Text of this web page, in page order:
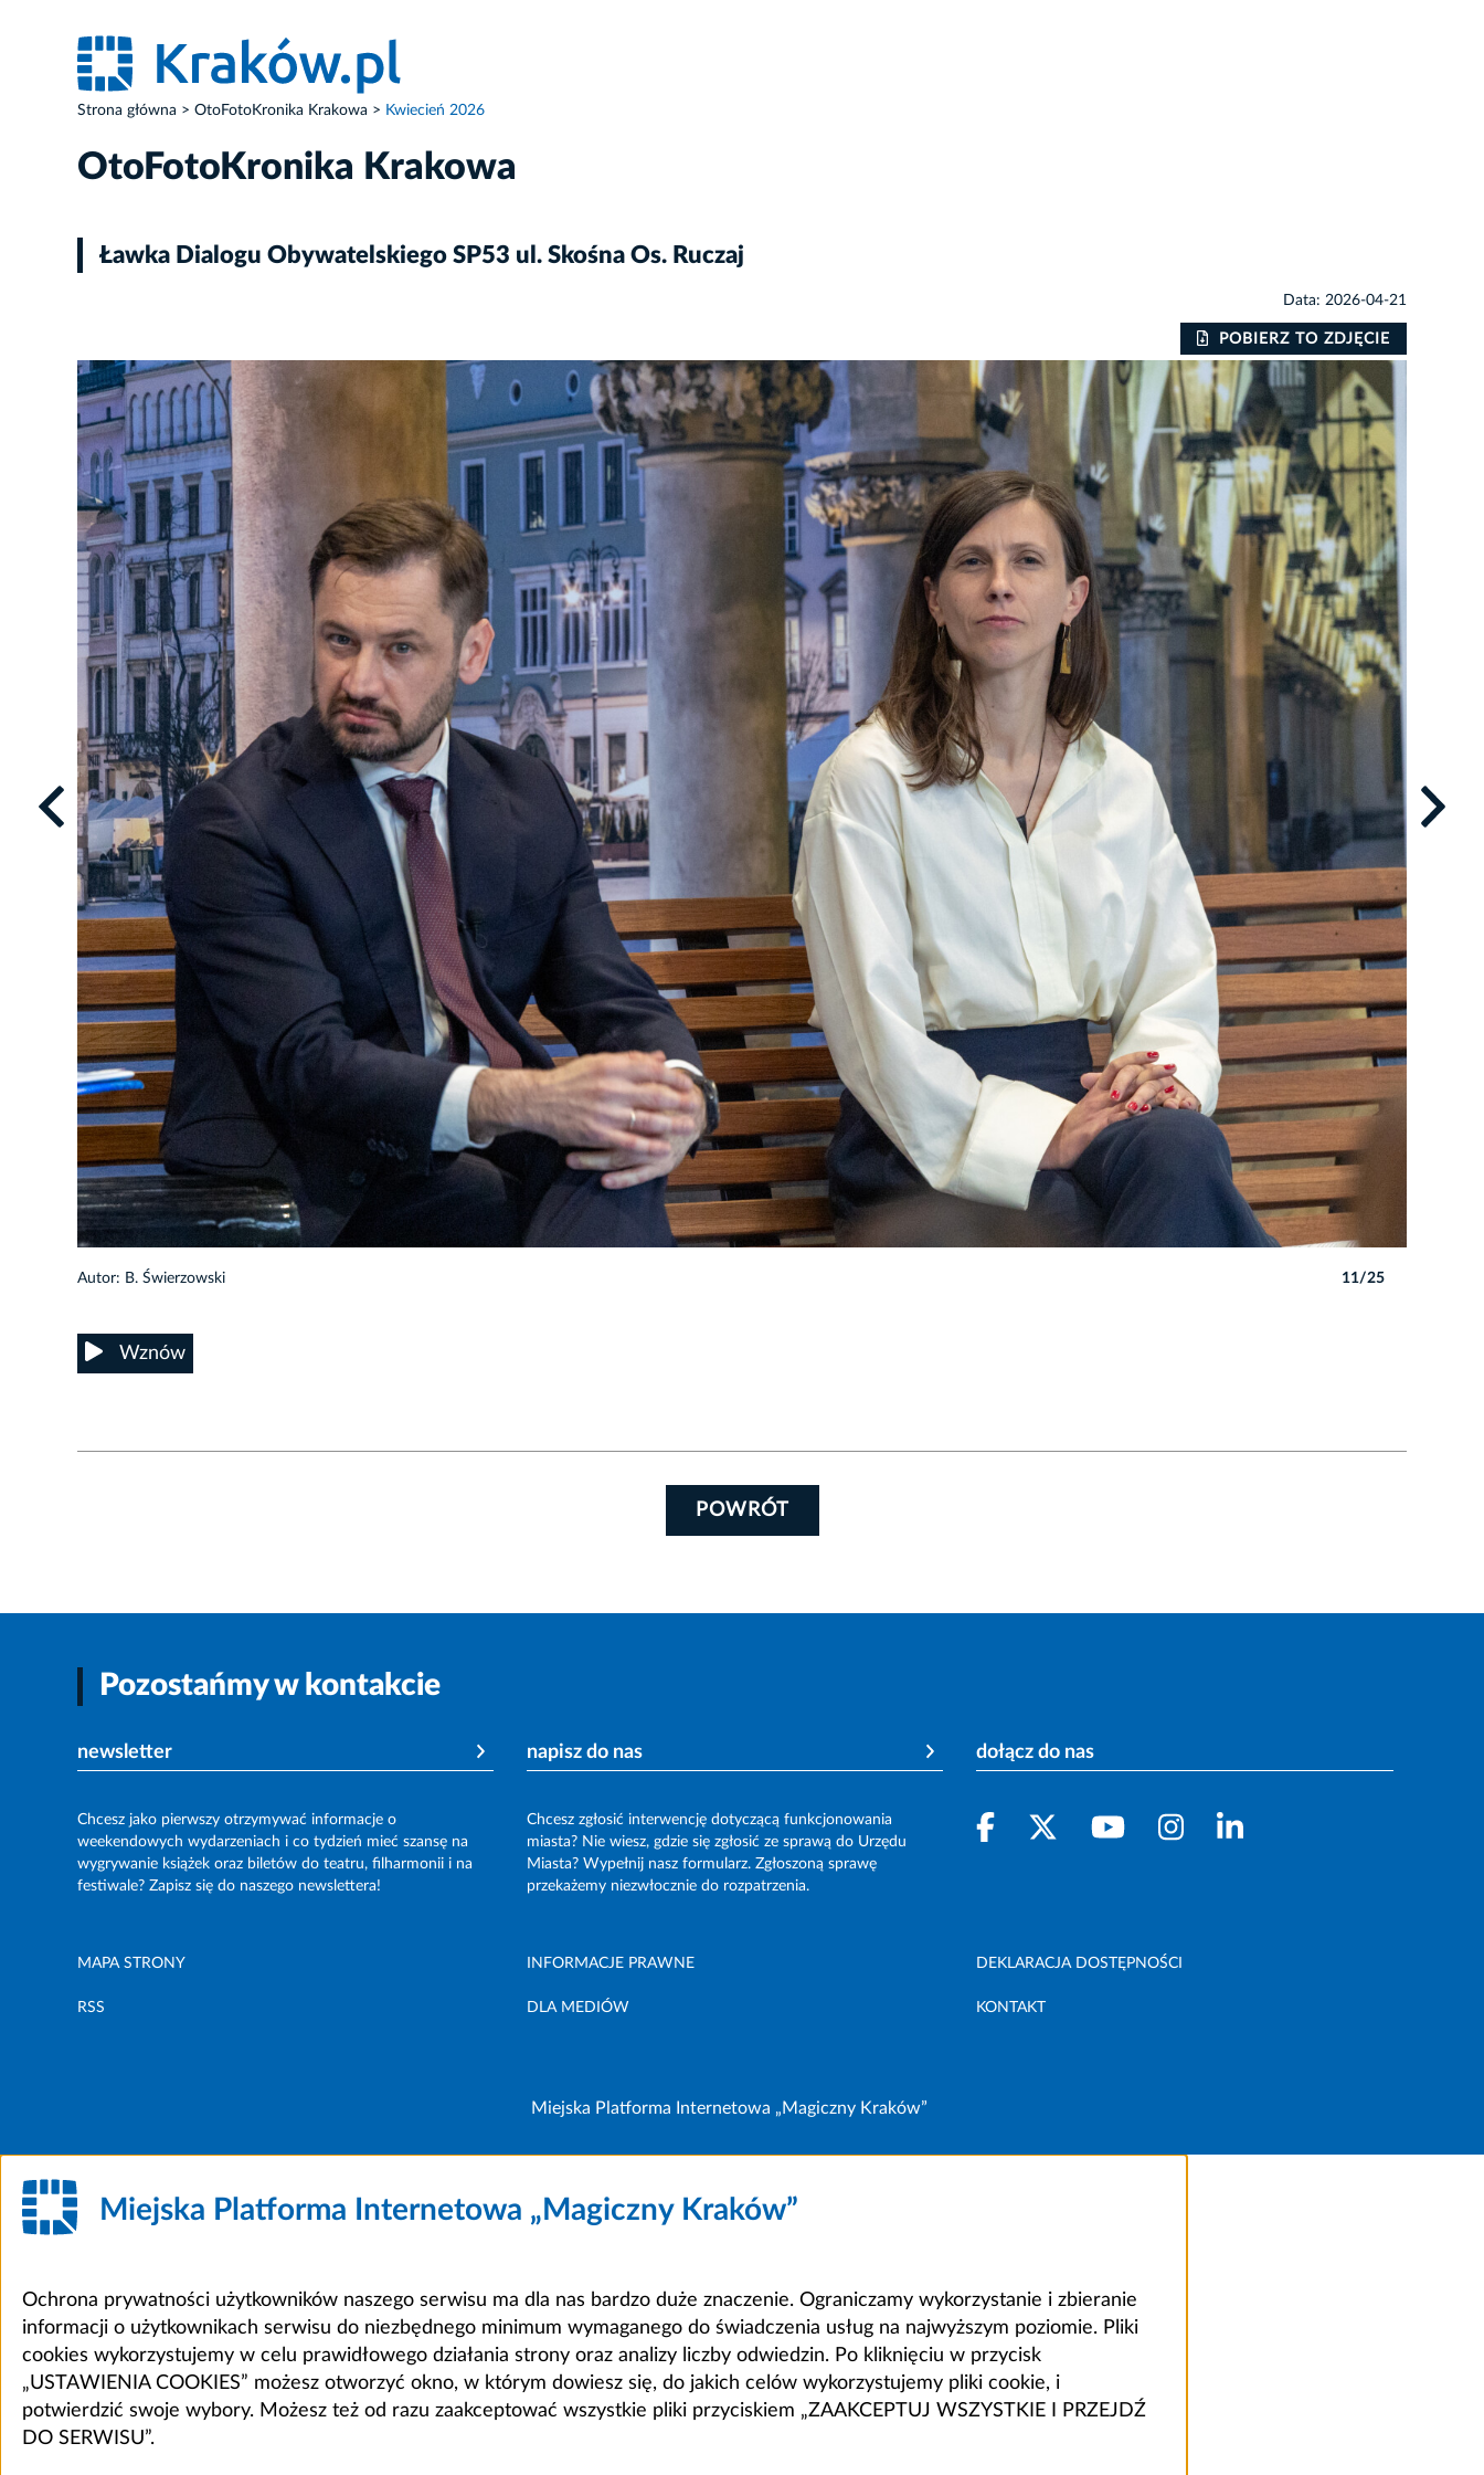
Strona główna OtoFotoKronika Krakowa Kwiecień 2026
OtoFotoKronika Krakowa
Ławka Dialogu Obywatelskiego SP53 ul. Skośna Os. Ruczaj
Data: 2026-04-21
POBIERZ TO ZDJĘCIE
Autor: B. Świerzowski 11/25
Wznów
POWRÓT
Pozostańmy w kontakcie
newsletter
Chcesz jako pierwszy otrzymywać informacje o
weekendowych wydarzeniach i co tydzień mieć szansę na
wygrywanie książek oraz biletów do teatru, filharmonii i na
festiwale? Zapisz się do naszego newslettera!
napisz do nas
Chcesz zgłosić interwencję dotyczącą funkcjonowania
miasta? Nie wiesz, gdzie się zgłosić ze sprawą do Urzędu
Miasta? Wypełnij nasz formularz. Zgłoszoną sprawę
przekażemy niezwłocznie do rozpatrzenia.
dołącz do nas
MAPA STRONY INFORMACJE PRAWNE DEKLARACJA DOSTĘPNOŚCI
RSS DLA MEDIÓW KONTAKT
Miejska Platforma Internetowa „Magiczny Kraków”
Miejska Platforma Internetowa „Magiczny Kraków”
Ochrona prywatności użytkowników naszego serwisu ma dla nas bardzo duże znaczenie. Ograniczamy wykorzystanie i zbieranie
informacji o użytkownikach serwisu do niezbędnego minimum wymaganego do świadczenia usług na najwyższym poziomie. Pliki
cookies wykorzystujemy w celu prawidłowego działania strony oraz analizy liczby odwiedzin. Po kliknięciu w przycisk
„USTAWIENIA COOKIES” możesz otworzyć okno, w którym dowiesz się, do jakich celów wykorzystujemy pliki cookie, i
potwierdzić swoje wybory. Możesz też od razu zaakceptować wszystkie pliki przyciskiem „ZAAKCEPTUJ WSZYSTKIE I PRZEJDŹ
DO SERWISU”.